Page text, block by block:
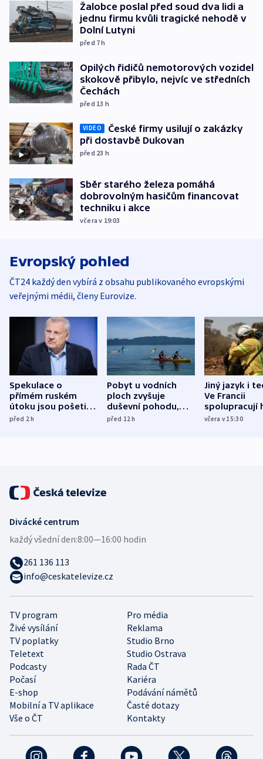
Žalobce poslal před soud dva lidi a
jednu firmu kvůli tragické nehodě v
Dolní Lutyni
před 7h
Opilých řidičů nemotorových vozidel
skokově přibylo, nejvíc ve středních
Čechách
před 13 h
VIDEO
České firmy usilují o zakázky
při dostavbě Dukovan
před 23 h
Sběr starého železa pomáhá
dobrovolným hasičům financovat
techniku i akce
včera v 19:03
Evropský pohled
ČT24 každý den vybírá z obsahu publikovaného evropskými
veřejnými médii, členy Eurovize.
Spekulace o
přímém ruském
útoku jsou pošetilé,
míní estonský
před 2h
Pobyt u vodních
ploch zvyšuje
duševní pohodu,
ukázala
před 12h
Jiný jazyk i
Ve Francii
spolupracují
různých zemí
včera v 15:30
TV program
Pro média
Živé vysílání
Reklama
TV poplatky
Studio Brno
Teletext
Studio Ostrava
Podcasty
Rada ČT
Počasí
Kariéra
E-shop
Podávání námětů
Mobilní a TV aplikace
Časté dotazy
Vše o ČT
Kontakty
Divácké centrum
každý všední den:8:00—16:00 hodin
261 136 113
info@ceskatelevize.cz